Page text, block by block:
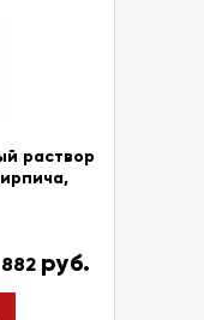
раствор
882 руб.